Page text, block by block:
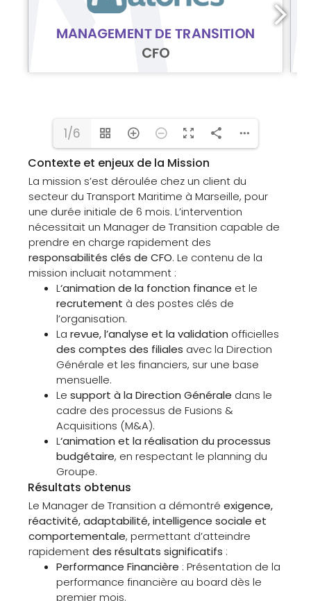
1/6
Contexte et enjeux de la Mission
La mission s’est déroulée chez un client du
secteur du Transport Maritime à Marseille, pour
une durée initiale de 6 mois. L’intervention
nécessitait un Manager de Transition capable de
prendre en charge rapidement des
responsabilités clés de CFO. Le contenu de la
mission incluait notamment :
L‘animation de la fonction finance et le
recrutement à des postes clés de
l’organisation.
La revue, l’analyse et la validation officielles
des comptes des filiales avec la Direction
Générale et les financiers, sur une base
mensuelle.
Le support à la Direction Générale dans le
cadre des processus de Fusions &
Acquisitions (M&A).
L‘animation et la réalisation du processus
budgétaire, en respectant le planning du
Groupe.
Résultats obtenus
Le Manager de Transition a démontré exigence,
réactivité, adaptabilité, intelligence sociale et
comportementale, permettant d’atteindre
rapidementdes résultats significatifs :
Performance Financière : Présentation de la
performance financière au board dès le
premier mois.